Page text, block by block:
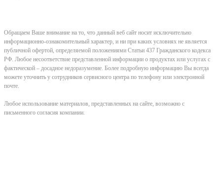
Обращаем Ваше внимание на то, что данный веб сайт носит исключительно
информационно-ознакомительный характер, и ни при каких условиях не является
публичной офертой, определяемой положениями Статьи 437 Гражданского кодекса
РФ. Любое несоответствие представленной информации о продуктах или услугах с
фактической – досадное недоразумение. Более подробную информацию Вы всегда
можете уточнить у сотрудников сервисного центра по телефону или электронной
почте.
Любое использование материалов, представленных на сайте, возможно с
письменного согласия компании.